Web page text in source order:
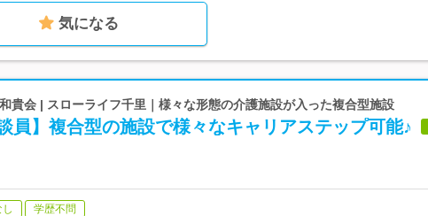
気になる
貴会 | スローライフ千里｜様々な形態の介護施設が入った複合型施設
員】複合型の施設で様々なキャリアステップ可能♪
学歴不問